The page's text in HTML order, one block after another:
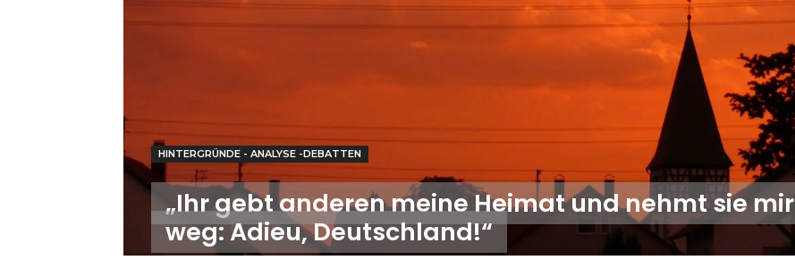
HINTERGRÜNDE - ANALYSE -DEBATTEN
„Ihr gebt anderen meine Heimat und nehmt sie mir
weg: Adieu, Deutschland!“